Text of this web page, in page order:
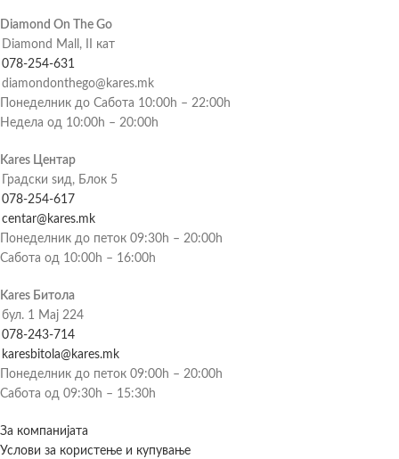
Diamond On The Go
Diamond Mall, II кат
078-254-631
diamondonthego@kares.mk
Понеделник до Сабота 10:00h – 22:00h
Недела од 10:00h – 20:00h
Kares Центар
Градски ѕид, Блок 5
078-254-617
centar@kares.mk
Понеделник до петок 09:30h – 20:00h
Сабота од 10:00h – 16:00h
Kares Битола
бул. 1 Мај 224
078-243-714
karesbitola@kares.mk
Понеделник до петок 09:00h – 20:00h
Сабота од 09:30h – 15:30h
За компанијата
Услови за користење и купување